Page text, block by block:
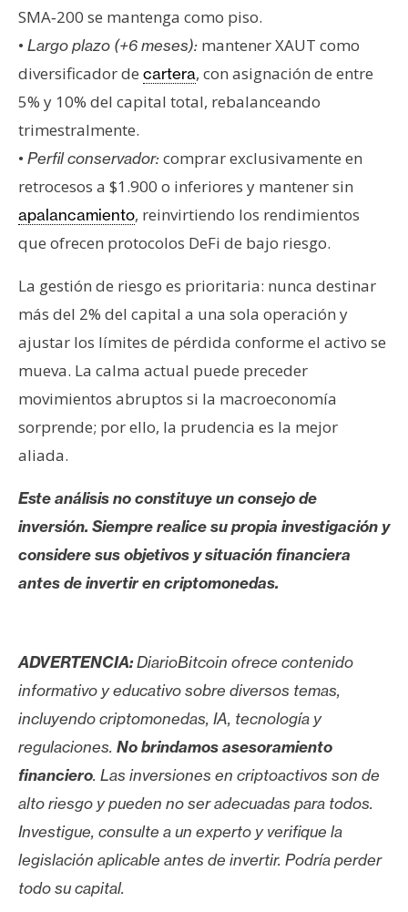
SMA‑200 se mantenga como piso.
• Largo plazo (+6 meses): mantener XAUT como
diversificador de cartera, con asignación de entre
5% y 10% del capital total, rebalanceando
trimestralmente.
• Perfil conservador:comprar exclusivamente en
retrocesos a $1.900 o inferiores y mantener sin
apalancamiento, reinvirtiendo los rendimientos
que ofrecen protocolos DeFi de bajo riesgo.
La gestión de riesgo es prioritaria: nunca destinar
más del 2% del capital a una sola operación y
ajustar los límites de pérdida conforme el activo se
mueva. La calma actual puede preceder
movimientos abruptos si la macroeconomía
sorprende; por ello, la prudencia es la mejor
aliada.
Este análisis no constituye un consejo de
inversión. Siempre realice su propia investigación y
considere sus objetivos y situación financiera
antes de invertir en criptomonedas.
ADVERTENCIA:DiarioBitcoin ofrece contenido
informativo y educativo sobre diversos temas,
incluyendo criptomonedas, IA, tecnología y
regulaciones. No brindamos asesoramiento
financiero. Las inversiones en criptoactivos son de
alto riesgo y pueden no ser adecuadas para todos.
Investigue, consulte a un experto y verifique la
legislación aplicable antes de invertir. Podría perder
todo su capital.